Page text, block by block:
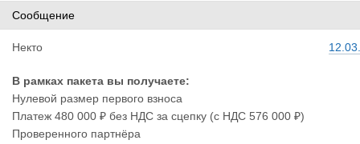
Сообщение
Некто
В рамках пакета вы получаете:
Нулевой размер первого взноса
Платеж 480 000 ₽ без НДС за сцепку (с НДС 576 000 ₽)
Проверенного партнёра